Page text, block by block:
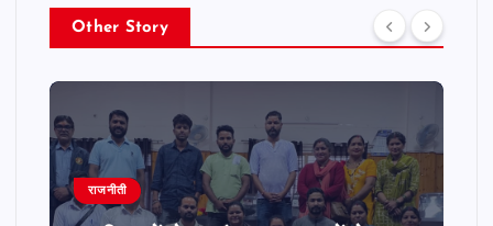
Other Story
राजनीती